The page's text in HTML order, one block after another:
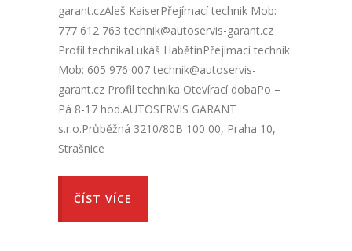
garant.czAleš KaiserPřejímací technik Mob:
777 612 763 technik@autoservis-garant.cz
Profil technikaLukáš HabětínPřejímací technik
Mob: 605 976 007 technik@autoservis-
garant.cz Profil technika Otevírací dobaPo –
Pá 8-17 hod.AUTOSERVIS GARANT
s.r.o.Průběžná 3210/80B 100 00, Praha 10,
Strašnice
ČÍST VÍCE